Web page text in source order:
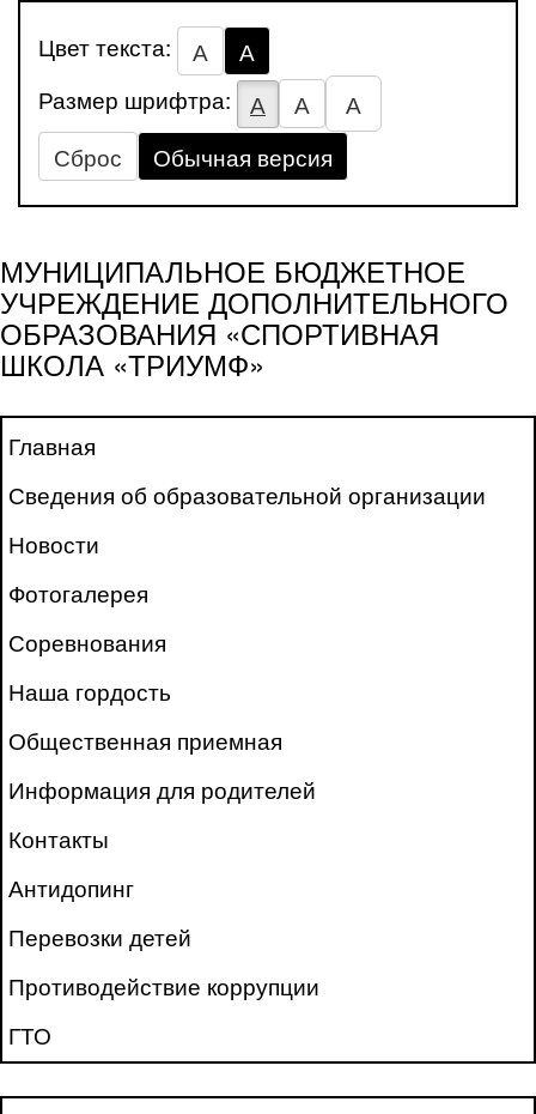
Цвет текста: А
А
Размер шрифтра:
А А
А
Сброс
Обычная версия
МУНИЦИПАЛЬНОЕ БЮДЖЕТНОЕ
УЧРЕЖДЕНИЕ ДОПОЛНИТЕЛЬНОГО
ОБРАЗОВАНИЯ «СПОРТИВНАЯ
ШКОЛА «ТРИУМФ»
Главная
Сведения об образовательной организации
Новости
Фотогалерея
Соревнования
Наша гордость
Общественная приемная
Информация для родителей
Контакты
Антидопинг
Перевозки детей
Противодействие коррупции
ГТО